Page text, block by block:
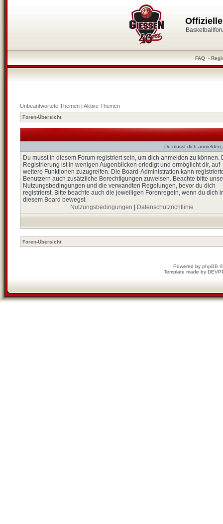
FAQ -
Unbeantwortete Themen | Aktive Themen
Foren-Übersicht
Du musst dich
Du musst in diesem Forum registriert sein, um dich anmelden zu können.
Registrierung ist in wenigen Augenblicken erledigt und ermöglicht dir, auf
weitere Funktionen zuzugreifen. Die Board-Administration kann
Benutzern auch zusätzliche Berechtigungen zuweisen. Beachte bitte
Nutzungsbedingungen und die verwandten Regelungen, bevor du dich
registrierst. Bitte beachte auch die jeweiligen Forenregeln, wenn du dich
diesem Board bewegst.
Nutzungsbedingungen
Datenschutzrichtlinie
Foren-Übersicht
Powered by phpBB
Template made by